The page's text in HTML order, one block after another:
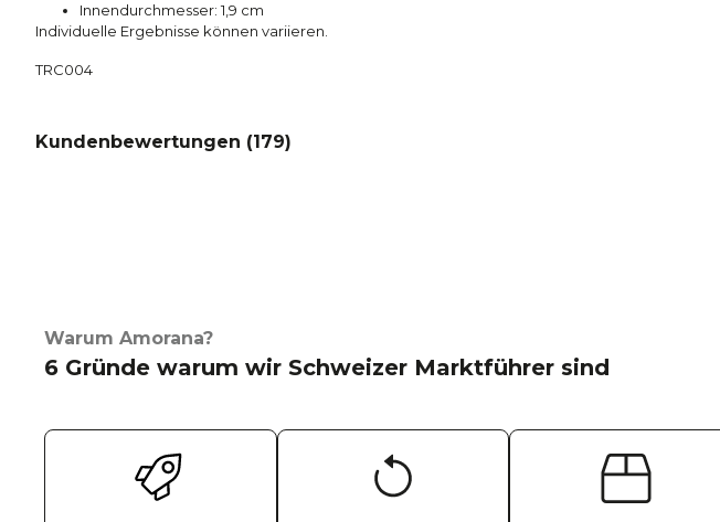
Innendurchmesser: 1,9 cm
Individuelle Ergebnisse können variieren.
TRC004
Kundenbewertungen (179)
Warum Amorana?
6 Gründe warum wir Schweizer Marktführer sind